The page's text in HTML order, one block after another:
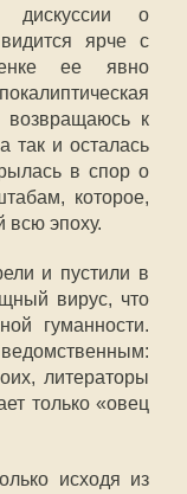
о
ярче с
ее явно
возвращаюсь к
так и осталась
в спор о
которое,
всю эпоху.
и пустили в
вирус, что
гуманности.
литераторы
только «овец
исходя из